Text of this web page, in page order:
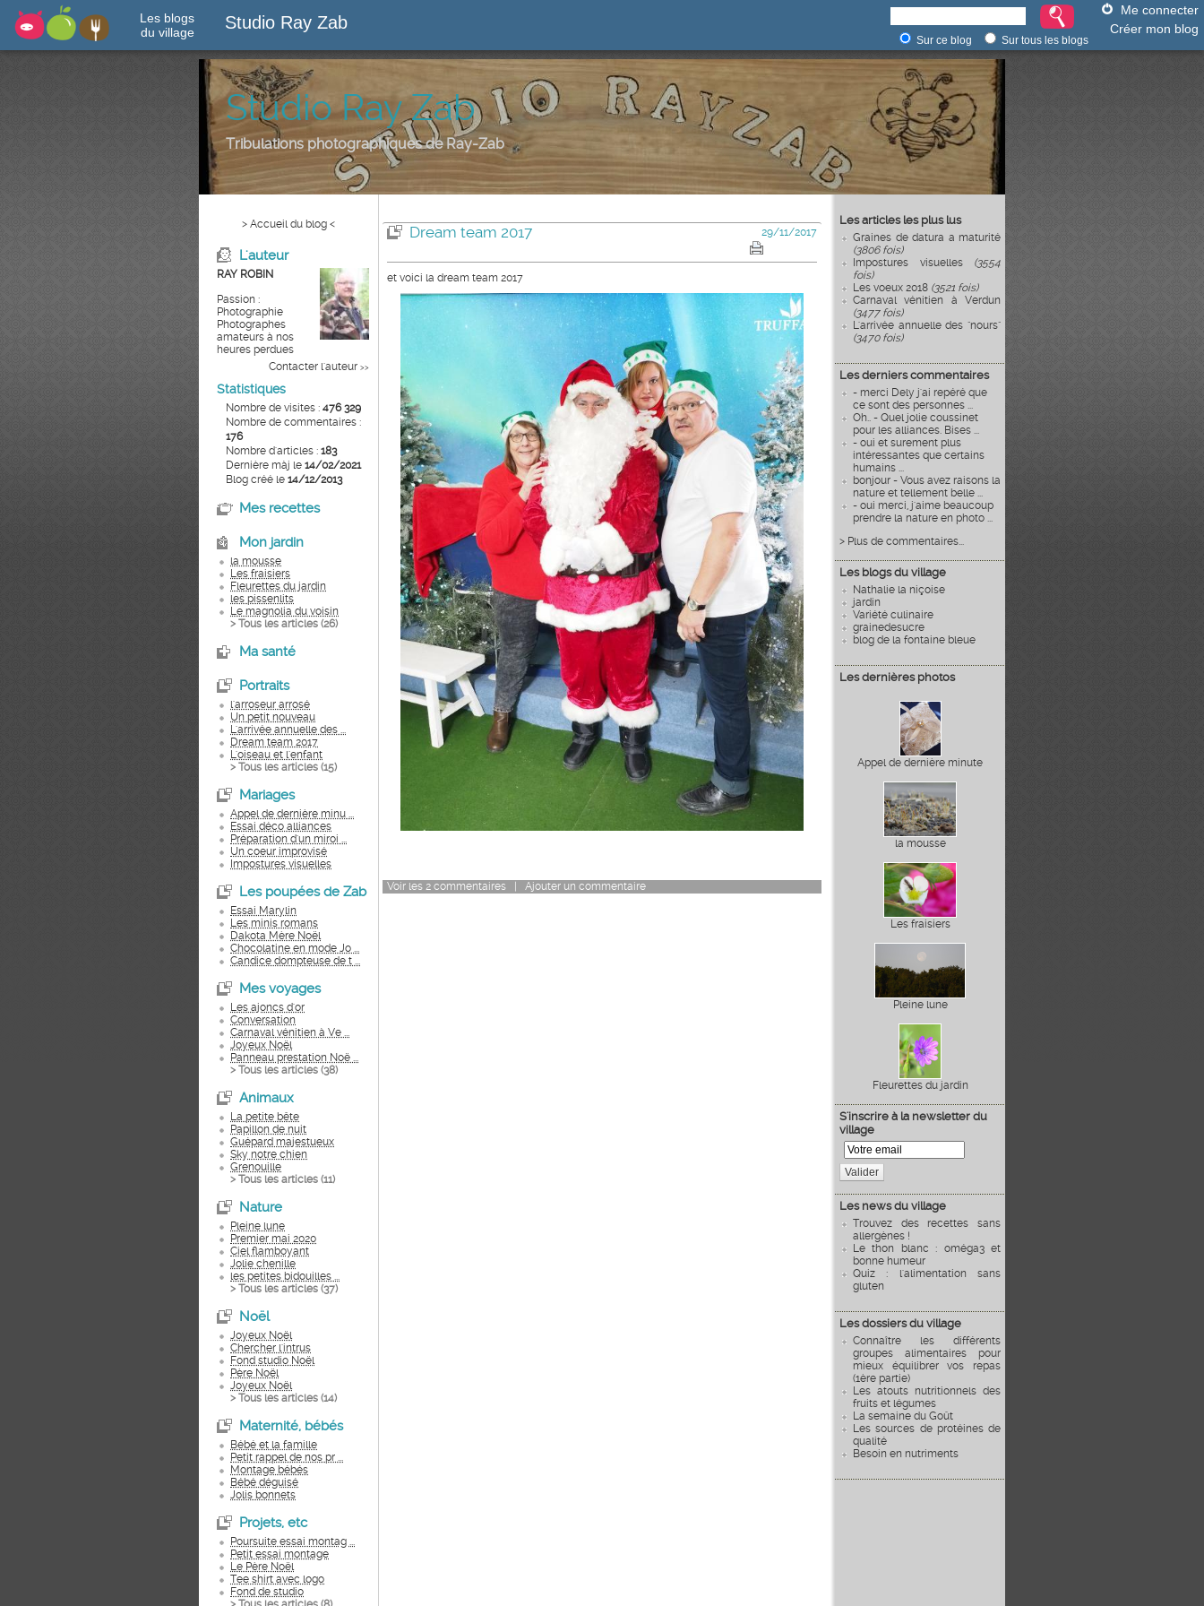
Les blogs
du village
Studio Ray Zab
Me connecter
Créer mon blog
Sur ce blog Sur tous les blogs
Studio Ray Zab
Tribulations photographiques de Ray-Zab
Les articles les plus lus
Graines de datura a maturité
(3806 fois)
Impostures visuelles (3554
fois)
Les voeux 2018 (3521 fois)
Carnaval vénitien à Verdun
(3477 fois)
L'arrivée annuelle des "nours"
(3470 fois)
Les derniers commentaires
- merci Dely j'ai repéré que
ce sont des personnes ...
Oh.. - Quel jolie coussinet
pour les alliances. Bises ...
- oui et surement plus
intéressantes que certains
humains ...
bonjour - Vous avez raisons la
nature et tellement belle ...
- oui merci, j'aime beaucoup
prendre la nature en photo ...
> Plus de commentaires...
Les blogs du village
Nathalie la niçoise
jardin
Variété culinaire
grainedesucre
blog de la fontaine bleue
Les dernières photos
Appel de dernière minute
la mousse
Les fraisiers
Pleine lune
Fleurettes du jardin
S'inscrire à la newsletter du
village
Valider
Les news du village
Trouvez des recettes sans
allergènes !
Le thon blanc : oméga3 et
bonne humeur
Quiz : l'alimentation sans
gluten
Les dossiers du village
Connaître les différents
groupes alimentaires pour
mieux équilibrer vos repas
(1ère partie)
Les atouts nutritionnels des
fruits et légumes
La semaine du Goût
Les sources de protéines de
qualité
Besoin en nutriments
> Accueil du blog <
L'auteur
RAY ROBIN
Passion :
Photographie
Photographes
amateurs à nos
heures perdues
Contacter l'auteur >>
Statistiques
Nombre de visites : 476 329
Nombre de commentaires :
176
Nombre d'articles : 183
Dernière màj le 14/02/2021
Blog créé le 14/12/2013
Mes recettes
Mon jardin
la mousse
Les fraisiers
Fleurettes du jardin
les pissenlits
Le magnolia du voisin
> Tous les articles (26)
Ma santé
Portraits
l'arroseur arrosé
Un petit nouveau
L'arrivée annuelle des ...
Dream team 2017
L'oiseau et l'enfant
> Tous les articles (15)
Mariages
Appel de dernière minu ...
Essai déco alliances
Préparation d'un miroi ...
Un coeur improvisé
Impostures visuelles
Les poupées de Zab
Essai Marylin
Les minis romans
Dakota Mère Noël
Chocolatine en mode Jo ...
Candice dompteuse de t ...
Mes voyages
Les ajoncs d'or
Conversation
Carnaval vénitien à Ve ...
Joyeux Noël
Panneau prestation Noë ...
> Tous les articles (38)
Animaux
La petite bête
Papillon de nuit
Guépard majestueux
Sky notre chien
Grenouille
> Tous les articles (11)
Nature
Pleine lune
Premier mai 2020
Ciel flamboyant
Jolie chenille
les petites bidouilles ...
> Tous les articles (37)
Noël
Joyeux Noël
Chercher l'intrus
Fond studio Noël
Père Noël
Joyeux Noël
> Tous les articles (14)
Maternité, bébés
Bébé et la famille
Petit rappel de nos pr ...
Montage bébés
Bébé déguisé
Jolis bonnets
Projets, etc
Poursuite essai montag ...
Petit essai montage
Le Père Noël
Tee shirt avec logo
Fond de studio
Dream team 2017 29/11/2017
et voici la dream team 2017
Voir les 2 commentaires Ajouter un commentaire